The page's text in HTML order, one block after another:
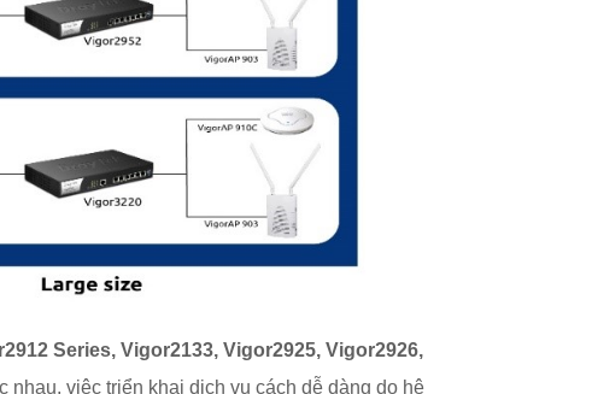
Series, Vigor2133, Vigor2925, Vigor2926,
việc triển khai dịch vụ cách dễ dàng do hệ